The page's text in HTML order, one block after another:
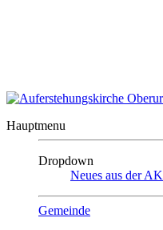
Hauptmenu
Dropdown
Neues aus der AK
Gemeinde